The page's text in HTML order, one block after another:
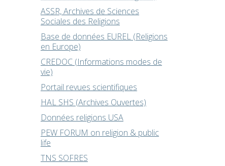
ASSR, Archives de Sciences
Sociales des Religions
Base de données EUREL (Religions
en Europe)
CREDOC (Informations modes de
vie)
Portail revues scientifiques
HAL SHS (Archives Ouvertes)
Données religions USA
PEW FORUM on religion & public
life
TNS SOFRES